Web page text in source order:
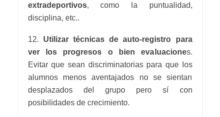
extradeportivos, como la puntualidad,
disciplina, etc..
12. Utilizar técnicas de auto-registro para
ver los progresos o bien evaluaciones.
Evitar que sean discriminatorias para que los
alumnos menos aventajados no se sientan
desplazados del grupo pero sí con
posibilidades de crecimiento.